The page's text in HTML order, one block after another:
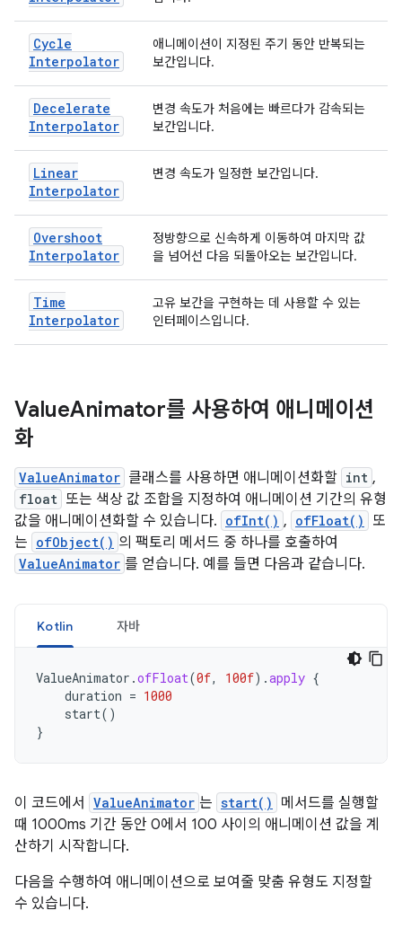
Cycle
Interpolator
애니메이션이 지정된 주기 동안 반복되는
보간입니다.
Decelerate
Interpolator
변경 속도가 처음에는 빠르다가 감속되는
보간입니다.
Linear
Interpolator
변경 속도가 일정한 보간입니다.
Overshoot
Interpolator
정방향으로 신속하게 이동하여 마지막 값
을 넘어선 다음 되돌아오는 보간입니다.
Time
Interpolator
고유 보간을 구현하는 데 사용할 수 있는
인터페이스입니다.
ValueAnimator를 사용하여 애니메이션
화
ValueAnimator 클래스를 사용하면 애니메이션화할 int ,
float 또는 색상 값 조합을 지정하여 애니메이션 기간의 유형
값을 애니메이션화할 수 있습니다. ofInt() , ofFloat()
또
는 ofObject() 의 팩토리 메서드 중 하나를 호출하여
ValueAnimator 를 얻습니다. 예를 들면 다음과 같습니다.
Kotlin 자바
ValueAnimator .ofFloat(0f, 100f).apply {
duration = 1000
start()
}
이 코드에서 ValueAnimator 는 start()
메서드를 실행할
때 1000ms 기간 동안 0에서 100 사이의 애니메이션 값을 계
산하기 시작합니다.
다음을 수행하여 애니메이션으로 보여줄 맞춤 유형도 지정할
수 있습니다.